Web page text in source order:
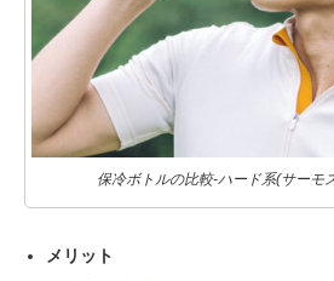
保冷ボトルの比較-ハード系(サーモ
メリット